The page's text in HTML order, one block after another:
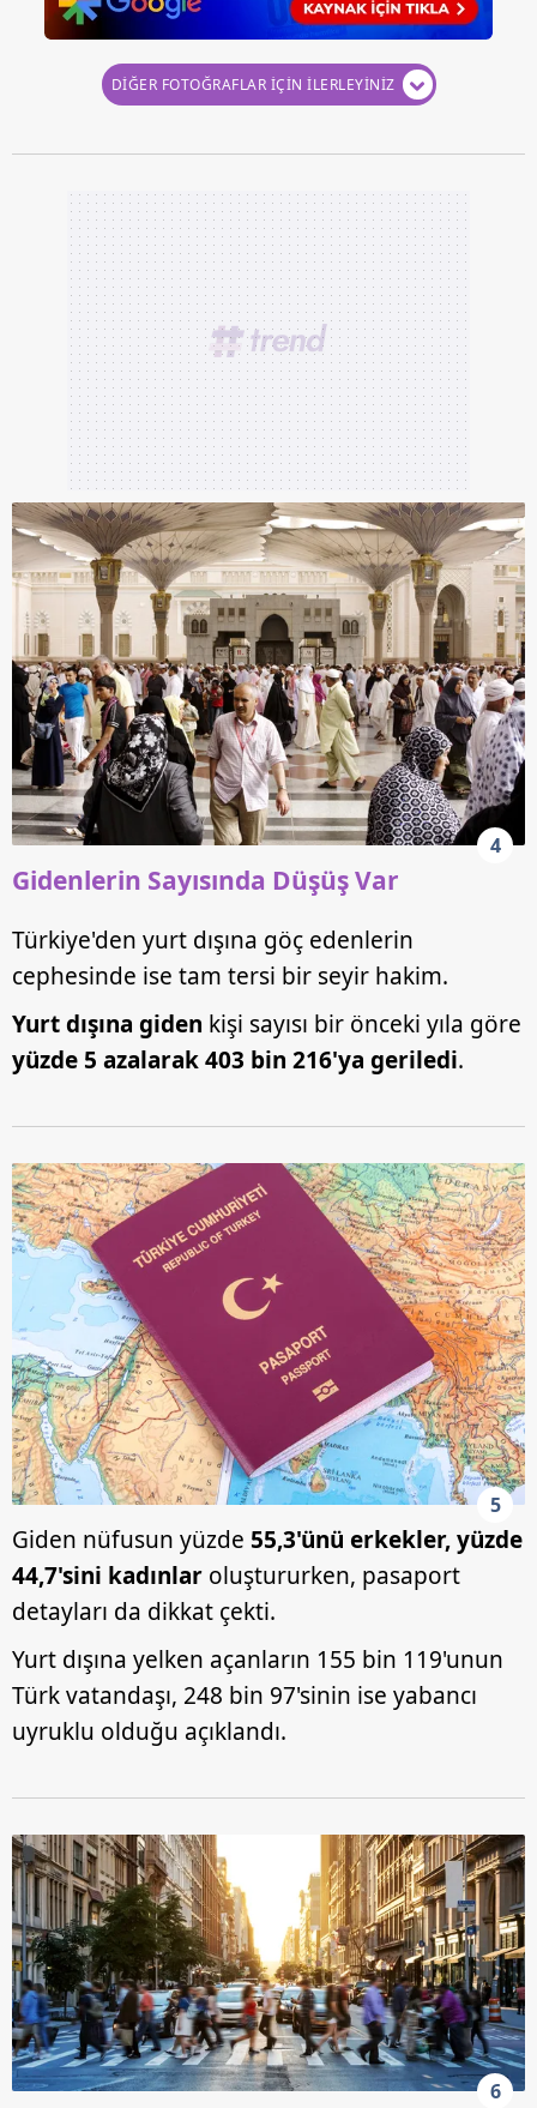
DİĞER FOTOĞRAFLAR İÇİN İLERLEYİNİZ
4
Gidenlerin Sayısında Düşüş Var
Türkiye'den yurt dışına göç edenlerin
cephesinde ise tam tersi bir seyir hakim.
Yurt dışına giden kişi sayısı bir önceki yıla göre
yüzde 5 azalarak 403 bin 216'ya geriledi.
5
Giden nüfusun yüzde 55,3'ünü erkekler, yüzde
44,7'sini kadınlar oluştururken, pasaport
detayları da dikkat çekti.
Yurt dışına yelken açanların 155 bin 119'unun
Türk vatandaşı, 248 bin 97'sinin ise yabancı
uyruklu olduğu açıklandı.
6